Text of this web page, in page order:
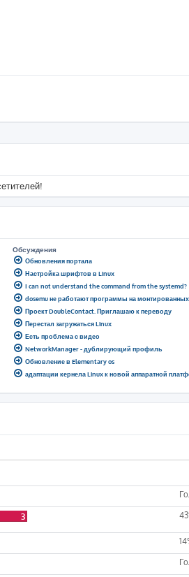
Обсуждения
Обновления портала
Настройка шрифтов в Linux
I can not understand the command from the systemd?
dosemu не работают программы на
Проект DoubleContact. Приглашаю к переводу
Перестал загружаться Linux
Есть проблема с видео
NetworkManager - дублирующий профиль
Обновление в Elementary os
адаптации кернела Linux к новой аппаратной
3